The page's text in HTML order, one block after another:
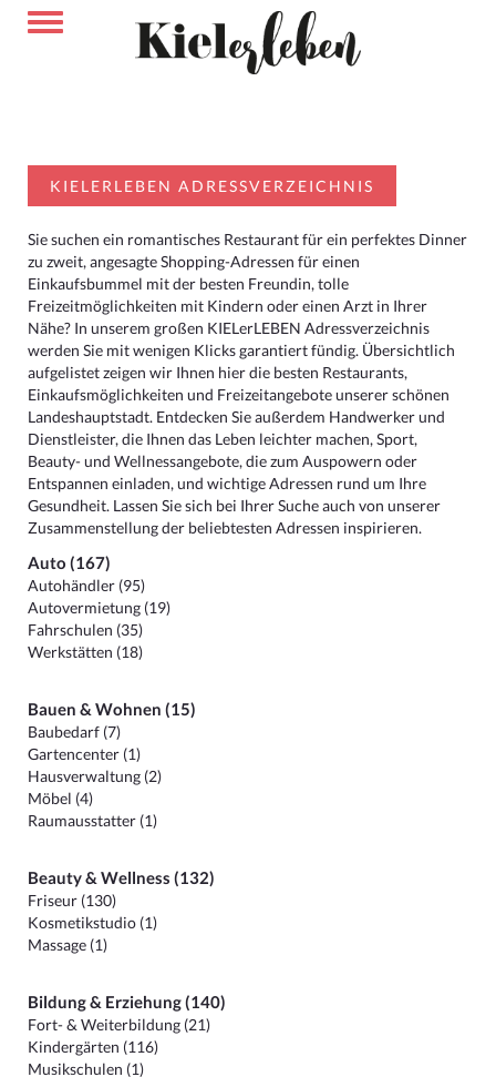
KIELERLEBEN ADRESSVERZEICHNIS
Sie suchen ein romantisches Restaurant für ein perfektes Dinner
zu zweit, angesagte Shopping-Adressen für einen
Einkaufsbummel mit der besten Freundin, tolle
Freizeitmöglichkeiten mit Kindern oder einen Arzt in Ihrer
Nähe? In unserem großen KIELerLEBEN Adressverzeichnis
werden Sie mit wenigen Klicks garantiert fündig. Übersichtlich
aufgelistet zeigen wir Ihnen hier die besten Restaurants,
Einkaufsmöglichkeiten und Freizeitangebote unserer schönen
Landeshauptstadt. Entdecken Sie außerdem Handwerker und
Dienstleister, die Ihnen das Leben leichter machen, Sport,
Beauty- und Wellnessangebote, die zum Auspowern oder
Entspannen einladen, und wichtige Adressen rund um Ihre
Gesundheit. Lassen Sie sich bei Ihrer Suche auch von unserer
Zusammenstellung der beliebtesten Adressen inspirieren.
Auto (167)
Autohändler (95)
Autovermietung (19)
Fahrschulen (35)
Werkstätten (18)
Bauen & Wohnen (15)
Baubedarf (7)
Gartencenter (1)
Hausverwaltung (2)
Möbel (4)
Raumausstatter (1)
Beauty & Wellness (132)
Friseur (130)
Kosmetikstudio (1)
Massage (1)
Bildung & Erziehung (140)
Fort- & Weiterbildung (21)
Kindergärten (116)
Musikschulen (1)